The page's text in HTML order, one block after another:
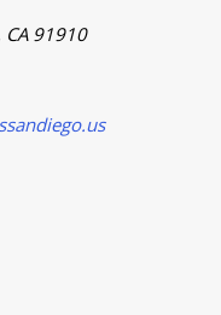
CA 91910